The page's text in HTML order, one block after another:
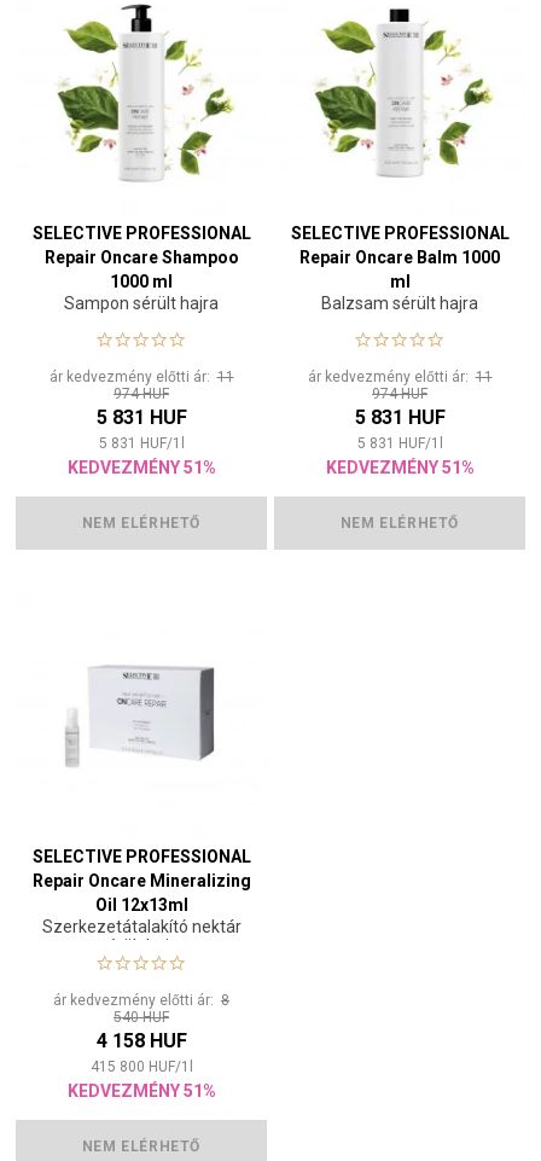
SELECTIVE PROFESSIONAL
Repair Oncare Shampoo
1000 ml
Sampon sérült hajra
ár kedvezmény előtti ár:11
974 HUF
5 831 HUF
5 831 HUF/1
KEDVEZMÉNY 51%
NEM ELÉRHETŐ
SELECTIVE PROFESSIONAL
Repair Oncare Balm 1000
ml
Balzsam sérült hajra
ár kedvezmény előtti ár:11
974 HUF
5 831 HUF
5 831 HUF/1
KEDVEZMÉNY 51%
NEM ELÉRHETŐ
SELECTIVE PROFESSIONAL
Repair Oncare Mineralizing
Oil 12x13ml
Szerkezetátalakító nektár
sérült hajra
ár kedvezmény előtti ár: 8
540 HUF
4 158 HUF
415 800 HUF/1
KEDVEZMÉNY 51%
NEM ELÉRHETŐ